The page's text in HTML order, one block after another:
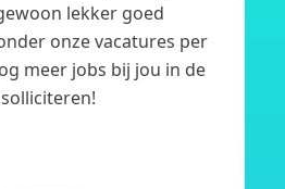
lekker goed
onze vacatures per
meer jobs bij jou in de